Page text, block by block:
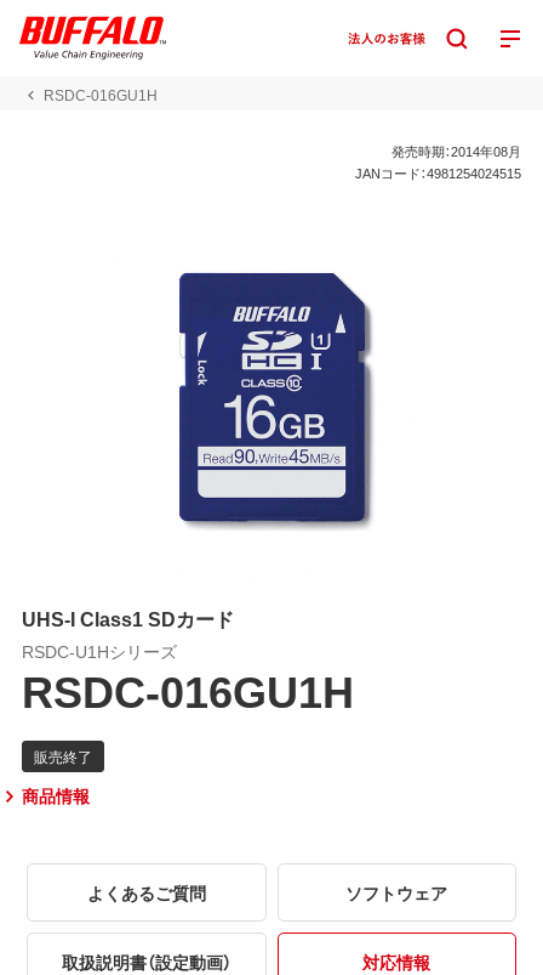
RSDC-016GU1H
発売時期：2014年08月
JANコード：4981254024515
UHS-I Class1 SDカード
RSDC-U1Hシリーズ
RSDC-016GU1H
商品情報
よくあるご質問 ソフトウェア
取扱説明書（設定動画） 対応情報